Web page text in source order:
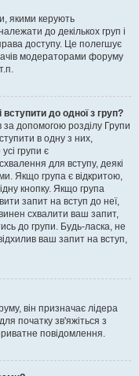
якими керують
до декількох груп і
доступу. Це полегшує
модераторами форуму
вступити до одної з груп?
за допомогою розділу Групи
в одну з них,
групи є
для вступу, деякі
Якщо група є відкритою,
кнопку. Якщо група
запит на вступ до неї,
схвалити ваш запит,
до групи. Будь-ласка, не
ваш запит на вступ,
він призначає лідера
початку зв'яжіться з
повідомлення.